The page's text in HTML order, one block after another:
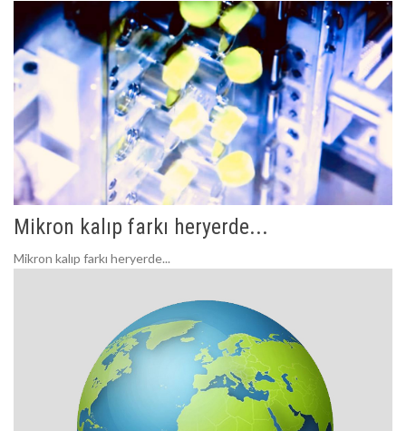
Mikron kalıp farkı heryerde...
Mikron kalıp farkı heryerde...